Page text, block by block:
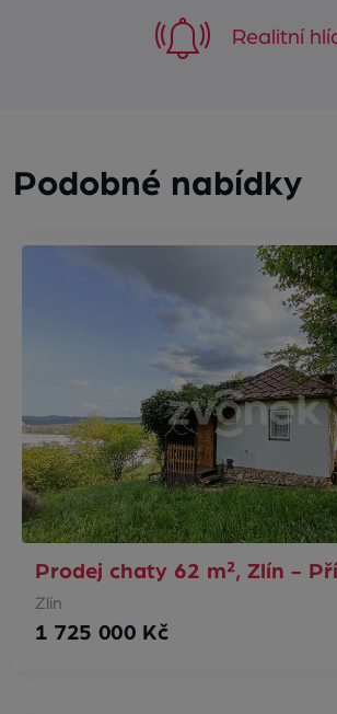
Realitní
Podobné nabídky
Prodej chaty 62 m², Zlín -
Zlín
1 725 000 Kč